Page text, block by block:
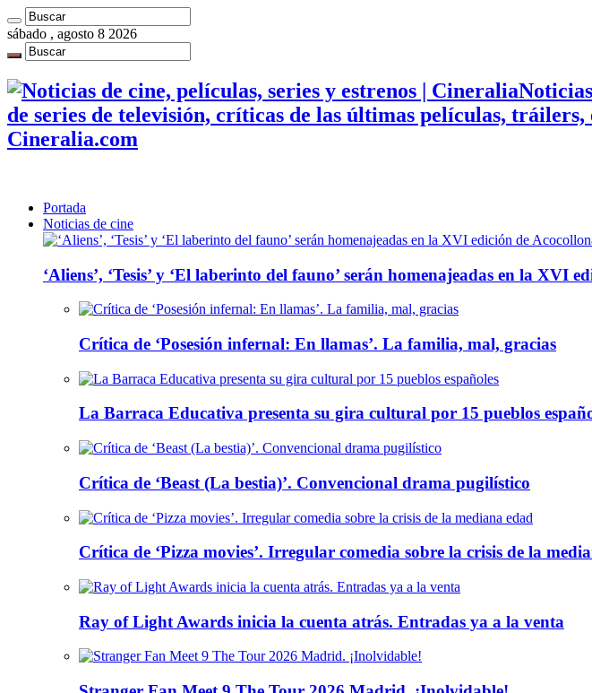
sábado , agosto 8 2026
de series de televisión, críticas de las últimas películas, tráilers,
Cineralia.com
Portada
Noticias de cine
‘Aliens’, ‘Tesis’ y ‘El laberinto del fauno’ serán homenajeadas en la XVI
Crítica de ‘Posesión infernal: En llamas’. La familia, mal, gracias
La Barraca Educativa presenta su gira cultural por 15 pueblos
Crítica de ‘Beast (La bestia)’. Convencional drama pugilístico
Crítica de ‘Pizza movies’. Irregular comedia sobre la crisis de la
Ray of Light Awards inicia la cuenta atrás. Entradas ya a la venta